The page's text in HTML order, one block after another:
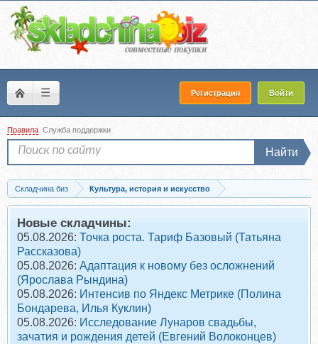
☰ Регистрация Войти
Правила Служба поддержки
Найти
Складчина биз
Культура, история и искусство
Запись [Страдариум] Пряники и вертепы: Рождество в истории и кулинарной...
Новые складчины:
05.08.2026: Точка роста. Тариф Базовый (Татьяна
Рассказова)
05.08.2026: Адаптация к новому без осложнений
(Ярослава Рындина)
05.08.2026: Интенсив по Яндекс Метрике (Полина
Бондарева, Илья Куклин)
05.08.2026: Исследование Лунаров свадьбы,
зачатия и рождения детей (Евгений Волоконцев)